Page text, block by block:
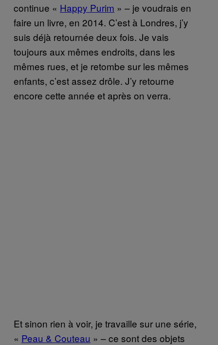
continue « Happy Purim » – je voudrais en
faire un livre, en 2014. C’est à Londres, j’y
suis déjà retournée deux fois. Je vais
toujours aux mêmes endroits, dans les
mêmes rues, et je retombe sur les mêmes
enfants, c’est assez drôle. J’y retourne
encore cette année et après on verra.
Et sinon rien à voir, je travaille sur une série,
« Peau & Couteau » – ce sont des objets